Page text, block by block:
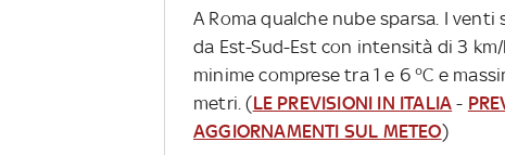
A Roma qualche nube sparsa. I
da Est-Sud-Est con intensità di 3
minime comprese tra 1 e 6 °C e
metri. (LE PREVISIONI IN ITALIA -
AGGIORNAMENTI SUL METEO)